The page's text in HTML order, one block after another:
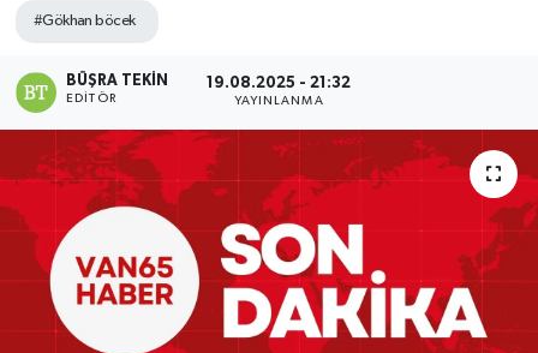
#Gökhan böcek
BÜŞRA TEKIN
EDITÖR
19.08.2025 - 21:32
YAYINLANMA